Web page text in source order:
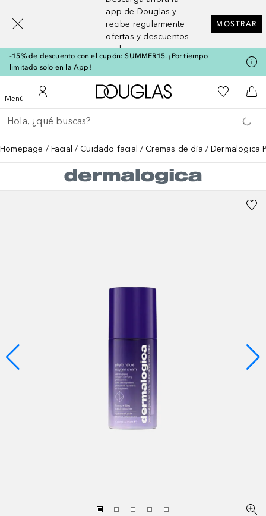
app de Douglas y
recibe regularmente
ofertas y descuentos
exclusivos
MOSTRAR
-15% de descuento con el cupón: SUMMER15. ¡Por tiempo
limitado solo en la App!
MenúAbrir menúMi cuenta
A Douglas HomeMi lista de
A
Regresar
Ejecutar búsqueda
Homepage Facial Cuidado facial Cremas de día Dermalogica
[navigation.slideout.screenreader]